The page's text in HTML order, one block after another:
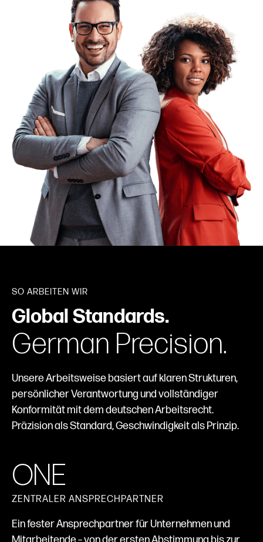
SO ARBEITEN WIR
Global Standards.
German Precision.
Unsere Arbeitsweise basiert auf klaren Strukturen,
persönlicher Verantwortung und vollständiger
Konformität mit dem deutschen Arbeitsrecht.
Präzision als Standard, Geschwindigkeit als Prinzip.
ONE
ZENTRALER ANSPRECHPARTNER
Ein fester Ansprechpartner für Unternehmen und